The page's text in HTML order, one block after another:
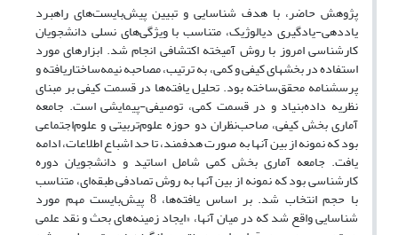
پژوهش حاضر، با هدف شناسایی و تبیین پیش‌بایست‌های راهبرد
یاددهی-یادگیری دیالوژیک، متناسب با ‏ویژگی‌های نسلی دانشجویان
‏کارشناسی امروز با روش آمیخته اکتشافی ‏انجام شد. ابزارهای مورد
استفاده در بخشهای کیفی و کمی، به ترتیب، مصاحبه نیمه‌ساختاریافته و
پرسشنامه ‏محقق‌ساخته بود. تحلیل یافته‌ها در قسمت کیفی بر مبنای
نظریه داده‌بنیاد و در قسمت ‏کمی، توصیفی-پیمایشی است. جامعه
آماری بخش کیفی، صاحب‌نظران دو حوزه علومتربیتی ‏و علوم‌اجتماعی
بود که نمونه از بین آنها به صورت هدفمند، تا حد اشباع اطلاعات، ادامه
یافت. ‏جامعه آماری بخش کمی شامل اساتید و دانشجویان دوره
کارشناسی بود که نمونه‌ از بین آنها به روش تصادفی طبقه‌ای، ‏متناسب
با حجم انتخاب شد. بر اساس یافته‌ها، ‏8 پیش‌بایست مهم‌ مورد
شناسایی واقع شد که ‏در میان آنها، «ایجاد زمینه‌‌های بحث و نقد علمی